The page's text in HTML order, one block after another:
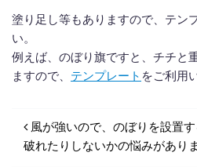
塗り足し等もありますので、テン
い。
例えば、のぼり旗ですと、チチと
ますので、 テンプレート をご利用
投稿ナビゲーショ
風が強いので、のぼりを設置す
破れたりしないかの悩みがありま